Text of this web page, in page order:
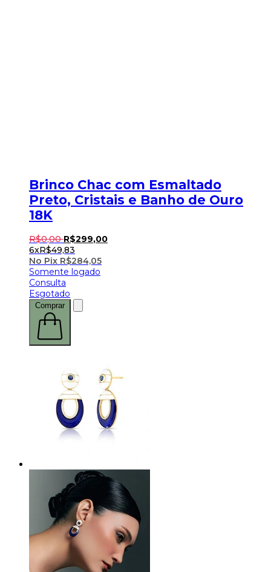
Brinco Chac com Esmaltado
Preto, Cristais e Banho de Ouro
18K
R$0,00 R$299,00
6xR$49,83
No Pix R$284,05
Somente logado
Consulta
Esgotado
Comprar